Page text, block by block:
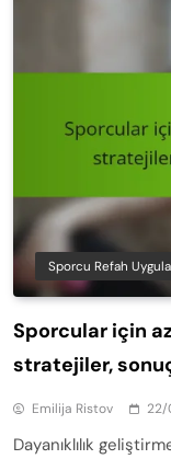
Sporcu Refah
Sporcular için
stratejiler,
Emilija Ristov 22/
Dayanıklılık